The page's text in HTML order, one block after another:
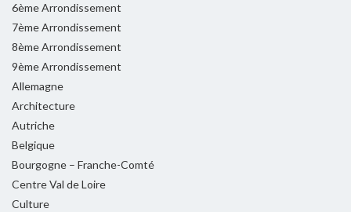
6ème Arrondissement
7ème Arrondissement
8ème Arrondissement
9ème Arrondissement
Allemagne
Architecture
Autriche
Belgique
Bourgogne – Franche-Comté
Centre Val de Loire
Culture